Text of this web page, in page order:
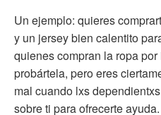
Un ejemplo: quieres
y un jersey bien calentito
quienes compran la ropa
probártela, pero eres
mal cuando lxs
sobre ti para ofrecerte